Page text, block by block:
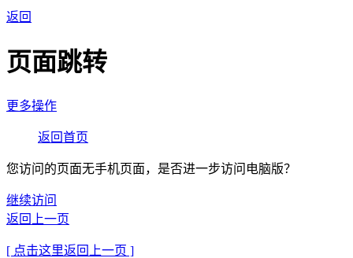
返回
页面跳转
更多操作
返回首页
您访问的页面无手机页面，是否进一步访问电脑版？
继续访问
返回上一页
[ 点击这里返回上一页 ]